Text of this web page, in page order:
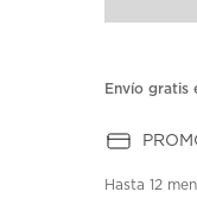
Envío gratis
Hasta12